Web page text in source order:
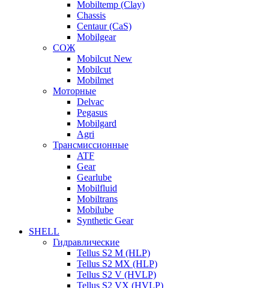
Mobiltemp (Clay)
Chassis
Centaur (CaS)
Mobilgear
СОЖ
Mobilcut New
Mobilcut
Mobilmet
Моторные
Delvac
Pegasus
Mobilgard
Agri
Трансмиссионные
ATF
Gear
Gearlube
Mobilfluid
Mobiltrans
Mobilube
Synthetic Gear
SHELL
Гидравлические
Tellus S2 M (HLP)
Tellus S2 MХ (HLP)
Tellus S2 V (HVLP)
Tellus S2 VX (HVLP)